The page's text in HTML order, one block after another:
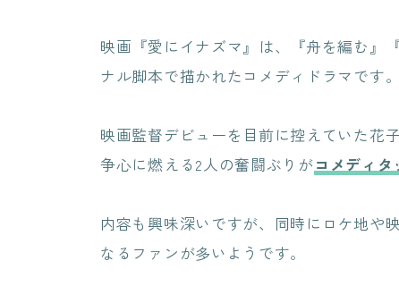
映画『愛にイナズマ』は、『舟を編む』
ナル脚本で描かれたコメディドラマです。
映画監督デビューを目前に控えていた花
争心に燃える2人の奮闘ぶりがコメディ
内容も興味深いですが、同時にロケ地や
なるファンが多いようです。